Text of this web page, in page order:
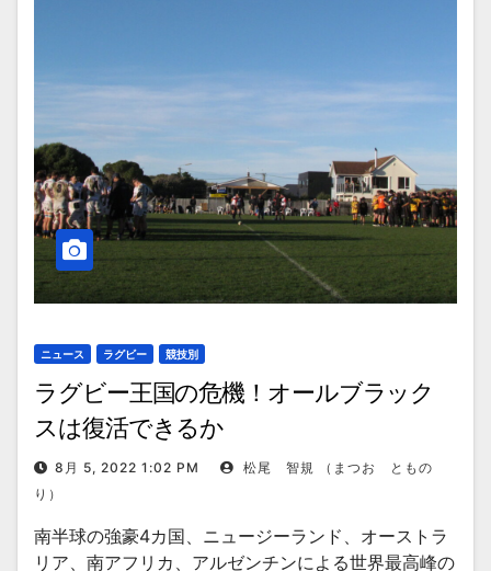
ニュース ラグビー 競技別
ラグビー王国の危機！オールブラック
スは復活できるか
8月 5, 2022 1:02 PM
松尾 智規 （まつお ともの
り）
南半球の強豪4カ国、ニュージーランド、オーストラ
リア、南アフリカ、アルゼンチンによる世界最高峰の